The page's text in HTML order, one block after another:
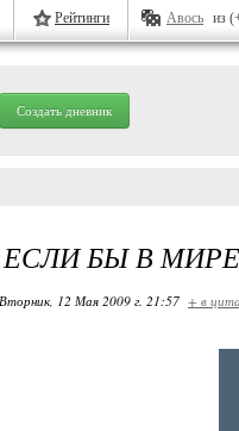
Рейтинги Авось из
Создать дневник
ЕСЛИ БЫ В
Вторник, 12 Мая 2009 г. 21:57 + в